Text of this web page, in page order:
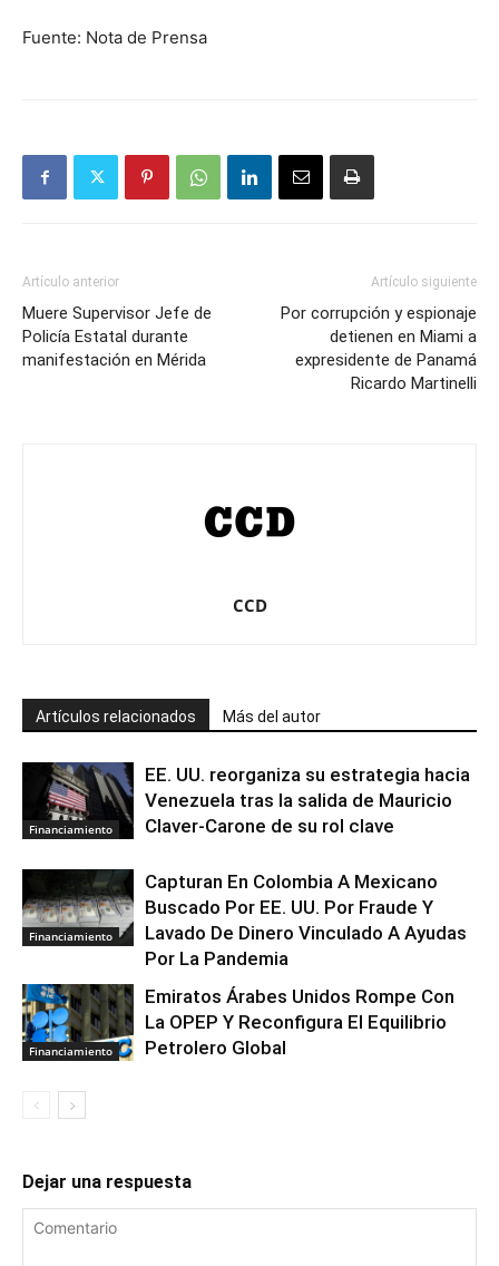
Fuente: Nota de Prensa
Artículo anterior
Muere Supervisor Jefe de
Policía Estatal durante
manifestación en Mérida
Artículo siguiente
Por corrupción y espionaje
detienen en Miami a
expresidente de Panamá
Ricardo Martinelli
CCD
Artículos relacionados Más del autor
Financiamiento
EE. UU. reorganiza su estrategia hacia
Venezuela tras la salida de Mauricio
Claver-Carone de su rol clave
Financiamiento
Capturan En Colombia A Mexicano
Buscado Por EE. UU. Por Fraude Y
Lavado De Dinero Vinculado A Ayudas
Por La Pandemia
Financiamiento
Emiratos Árabes Unidos Rompe Con
La OPEP Y Reconfigura El Equilibrio
Petrolero Global
Dejar una respuesta